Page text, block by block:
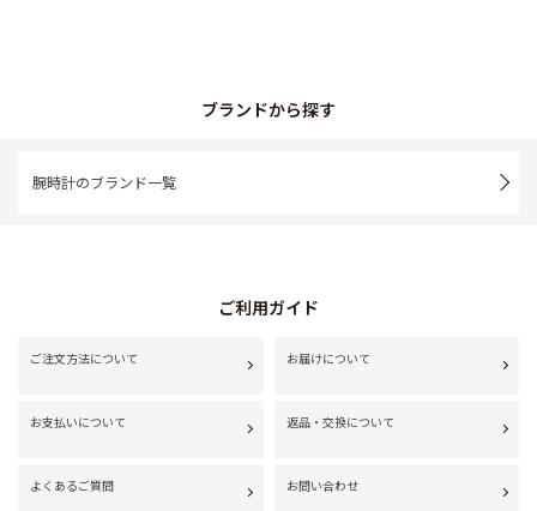
ブランドから探す
腕時計のブランド一覧
ご利用ガイド
ご注文方法について お届けについて
お支払いについて 返品・交換について
よくあるご質問 お問い合わせ